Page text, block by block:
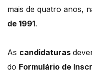
mais de quatro anos,
de 1991.
As candidaturas
do Formulário de